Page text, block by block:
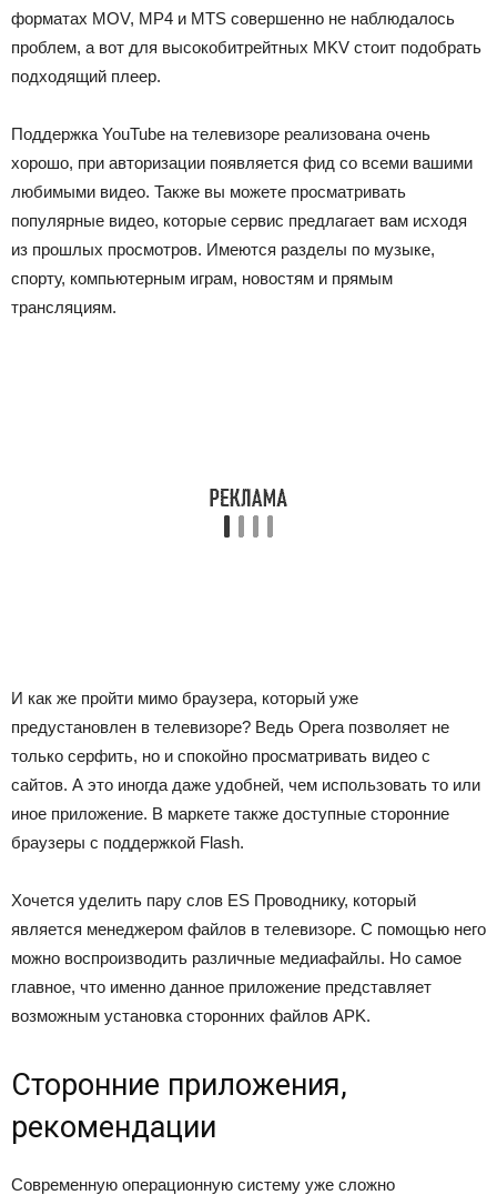
форматах MOV, MP4 и MTS совершенно не наблюдалось
проблем, а вот для высокобитрейтных MKV стоит подобрать
подходящий плеер.
Поддержка YouTube на телевизоре реализована очень
хорошо, при авторизации появляется фид со всеми вашими
любимыми видео. Также вы можете просматривать
популярные видео, которые сервис предлагает вам исходя
из прошлых просмотров. Имеются разделы по музыке,
спорту, компьютерным играм, новостям и прямым
трансляциям.
И как же пройти мимо браузера, который уже
предустановлен в телевизоре? Ведь Opera позволяет не
только серфить, но и спокойно просматривать видео с
сайтов. А это иногда даже удобней, чем использовать то или
иное приложение. В маркете также доступные сторонние
браузеры с поддержкой Flash.
Хочется уделить пару слов ES Проводнику, который
является менеджером файлов в телевизоре. С помощью него
можно воспроизводить различные медиафайлы. Но самое
главное, что именно данное приложение представляет
возможным установка сторонних файлов APK.
Сторонние приложения,
рекомендации
Современную операционную систему уже сложно